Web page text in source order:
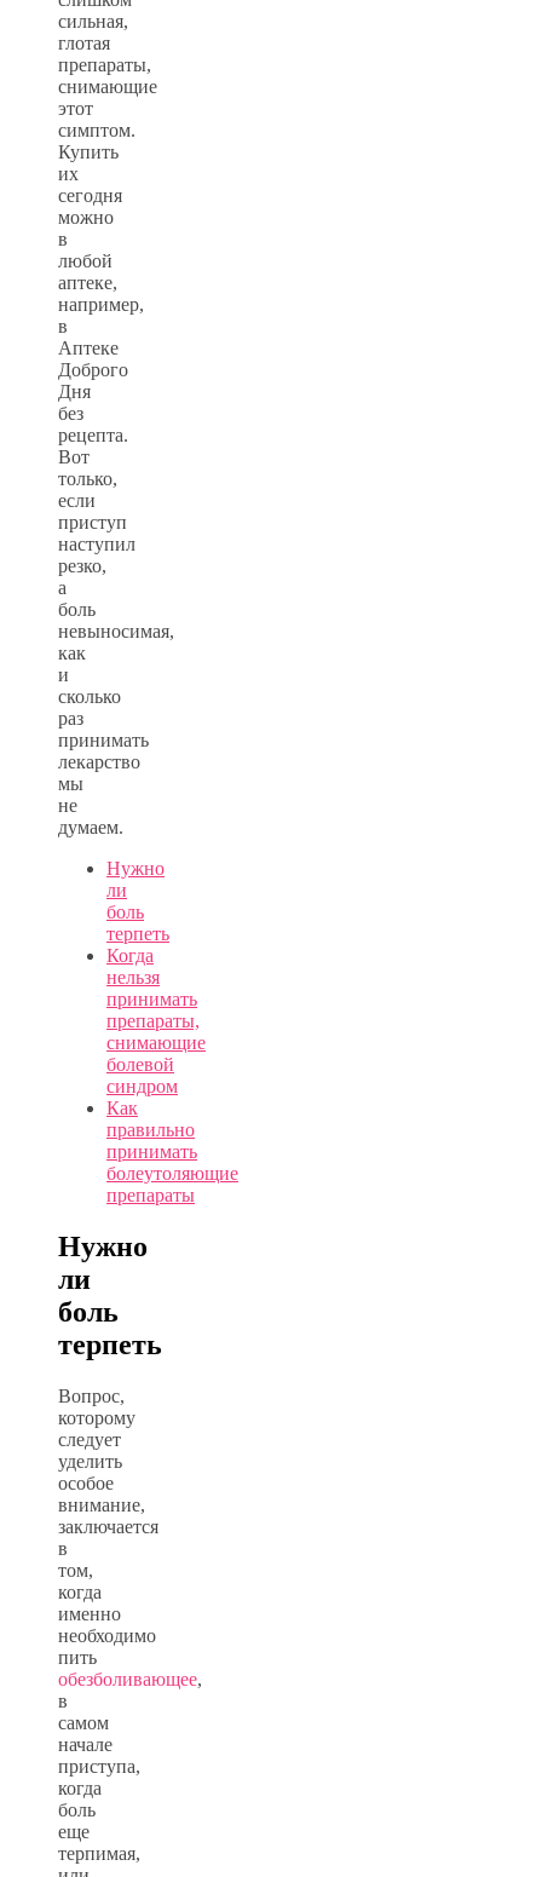
сильная,
глотая
препараты,
снимающие
этот
симптом.
Купить
их
сегодня
можно
в
любой
аптеке,
например,
в
Аптеке
Доброго
Дня
без
рецепта.
Вот
только,
если
приступ
наступил
резко,
а
боль
невыносимая,
как
и
сколько
раз
принимать
лекарство
мы
не
думаем.
Нужно
ли
боль
терпеть
Когда
нельзя
принимать
препараты,
снимающие
болевой
синдром
Как
правильно
принимать
болеутоляющие
препараты
Нужно
ли
боль
терпеть
Вопрос,
которому
следует
уделить
особое
внимание,
заключается
в
том,
когда
именно
необходимо
пить
обезболивающее,
в
самом
начале
приступа,
когда
боль
еще
терпимая,